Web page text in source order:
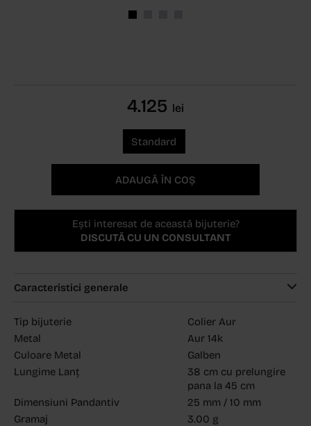
4.125 lei
Standard
ADAUGĂ ÎN COȘ
Ești interesat de această bijuterie?
DISCUTĂ CU UN CONSULTANT
Caracteristici generale
Tip bijuterie
Colier Aur
Metal
Aur 14k
Culoare Metal
Galben
Lungime Lanț
38 cm cu prelungire
pana la 45 cm
Dimensiuni Pandantiv
25 mm / 10 mm
Gramaj
3.00 g